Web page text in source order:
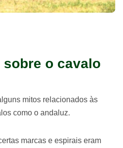
o cavalo
mitos relacionados às
como o andaluz.
marcas e espirais eram